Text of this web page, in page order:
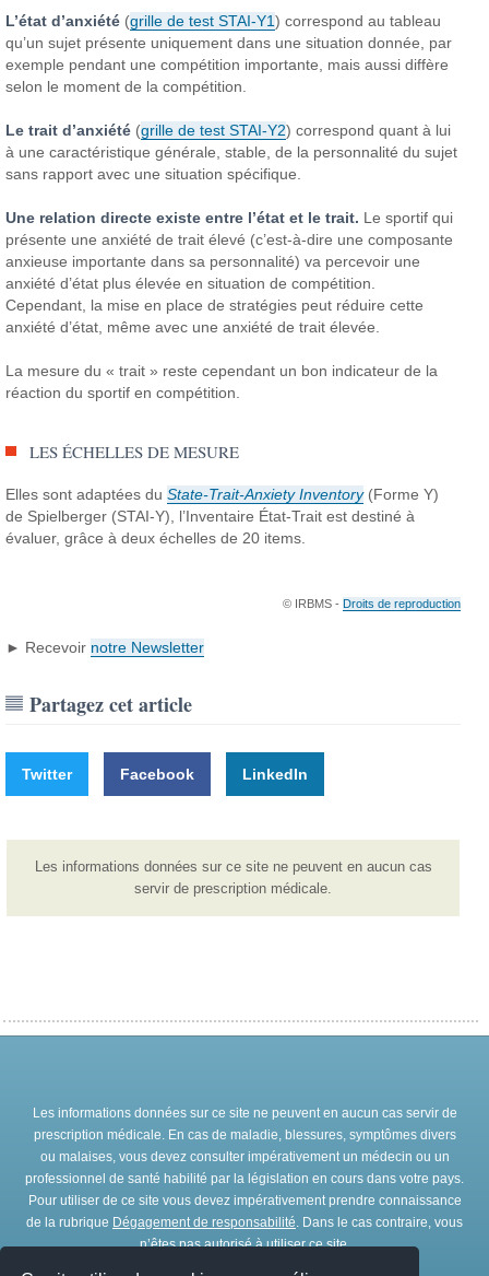
L’état d’anxiété (grille de test STAI-Y1) correspond au tableau
qu’un sujet présente uniquement dans une situation donnée, par
exemple pendant une compétition importante, mais aussi diffère
selon le moment de la compétition.
Le trait d’anxiété (grille de test STAI-Y2) correspond quant à lui
à une caractéristique générale, stable, de la personnalité du sujet
sans rapport avec une situation spécifique.
Une relation directe existe entre l’état et le trait. Le sportif qui
présente une anxiété de trait élevé (c’est-à-dire une composante
anxieuse importante dans sa personnalité) va percevoir une
anxiété d’état plus élevée en situation de compétition.
Cependant, la mise en place de stratégies peut réduire cette
anxiété d’état, même avec une anxiété de trait élevée.
La mesure du « trait » reste cependant un bon indicateur de la
réaction du sportif en compétition.
LES ÉCHELLES DE MESURE
Elles sont adaptées duState-Trait-Anxiety Inventory(Forme Y)
de Spielberger (STAI-Y), l’Inventaire État-Trait est destiné à
évaluer, grâce à deux échelles de 20 items.
© IRBMS - Droits de reproduction
► Recevoir notre Newsletter
Partagez cet article
Twitter Facebook LinkedIn
Les informations données sur ce site ne peuvent en aucun cas
servir de prescription médicale.
Les informations données sur ce site ne peuvent en aucun cas servir de
prescription médicale. En cas de maladie, blessures, symptômes divers
ou malaises, vous devez consulter impérativement un médecin ou un
professionnel de santé habilité par la législation en cours dans votre pays.
Pour utiliser de ce site vous devez impérativement prendre connaissance
de la rubrique Dégagement de responsabilité . Dans le cas contraire, vous
n’êtes pas autorisé à utiliser ce site.